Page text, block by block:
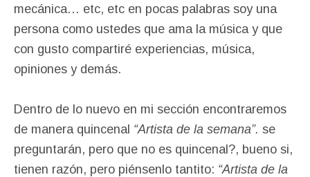
mecánica… etc, etc en pocas palabras soy una
persona como ustedes que ama la música y que
con gusto compartiré experiencias, música,
opiniones y demás.
Dentro de lo nuevo en mi sección encontraremos
de manera quincenal “Artista de la semana”. se
preguntarán, pero que no es quincenal?, bueno si,
tienen razón, pero piénsenlo tantito: “Artista de la